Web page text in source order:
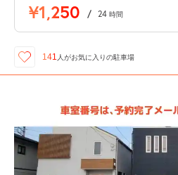
¥1,250 / 24 時間
141 人がお気に入りの駐車場